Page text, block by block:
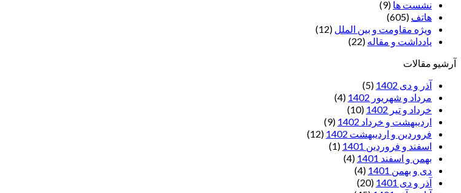
نشست ها (9)
هاتف (605)
ویژه مقاومت و بین الملل (12)
یادداشت‌ و مقاله (22)
آرشیو مقالات
آذر و دی 1402
(5)
مرداد و شهریور 1402
(4)
خرداد و تیر 1402
(10)
اردیبهشت و خرداد 1402
(9)
فروردین و اردیبهشت 1402
(12)
اسفند و فروردین 1401
(1)
بهمن و اسفند 1401
(4)
دی و بهمن 1401
(4)
آذر و دی 1401
(20)